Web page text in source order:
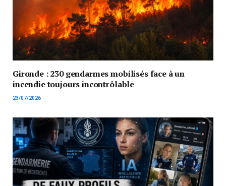
Gironde : 230 gendarmes mobilisés face à un
incendie toujours incontrôlable
23/07/2026